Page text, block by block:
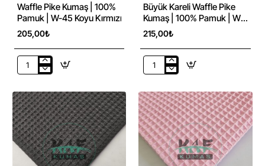
Waffle Pike Kumaş | 100%
Pamuk | W-45 Koyu Kırmızı
205,00₺
Waffle
Kumaş
|
100%
Pamuk
|
W-
45
Büyük Kareli Waffle Pike
Kumaş | 100% Pamuk | W-
08 Açık Gri
215,00₺
Büyük
Waffle
Pike
Kumaş
|
100%
Pamuk